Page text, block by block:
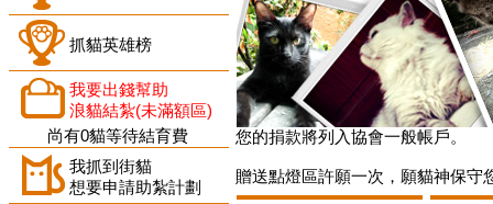
抓貓英雄榜
我要出錢幫助
浪貓結紮(未滿額區)
尚有0貓等待結育費
我抓到街貓
想要申請助紮計劃
您的捐款將列入協會一般帳戶。
贈送點燈區許願一次，願貓神保守